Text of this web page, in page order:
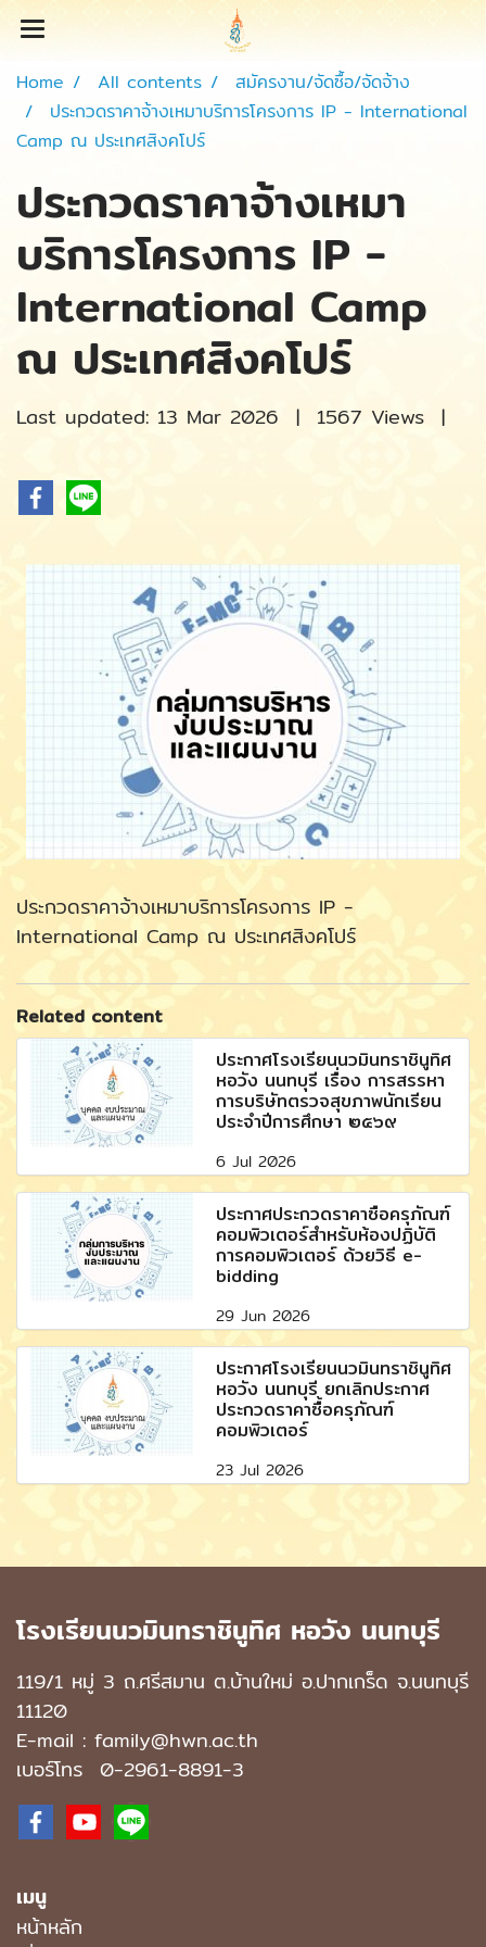
Home All contents
สมัครงาน/จัดซื้อ/จัดจ้าง
ประกวดราคาจ้างเหมาบริการโครงการ IP - International
Camp ณ ประเทศสิงคโปร์
ประกวดราคาจ้างเหมา
บริการโครงการ IP -
International Camp
ณ ประเทศสิงคโปร์
Last updated: 13 Mar 2026 | 1567 Views |
ประกวดราคาจ้างเหมาบริการโครงการ IP -
International Camp ณ ประเทศสิงคโปร์
Related content
ประกาศโรงเรียนนวมินทราชินูทิศ
หอวัง นนทบุรี เรื่อง การสรรหา
การบริษัทตรวจสุขภาพนักเรียน
ประจำปีการศึกษา ๒๕๖๙
6 Jul 2026
ประกาศประกวดราคาซื้อครุภัณฑ์
คอมพิวเตอร์สำหรับห้องปฏิบัติ
การคอมพิวเตอร์ ด้วยวิธี e-
bidding
29 Jun 2026
ประกาศโรงเรียนนวมินทราชินูทิศ
หอวัง นนทบุรี ยกเลิกประกาศ
ประกวดราคาซื้อครุภัณฑ์
คอมพิวเตอร์
23 Jul 2026
โรงเรียนนวมินทราชินูทิศ หอวัง นนทบุรี
119/1 หมู่ 3 ถ.ศรีสมาน ต.บ้านใหม่ อ.ปากเกร็ด จ.นนทบุรี
11120
E-mail : family@hwn.ac.th
เบอร์โทร 0-2961-8891-3
เมนู
หน้าหลัก